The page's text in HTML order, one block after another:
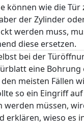
können wie die
der Zylinder
werden muss,
diese ersetzen.
bei der
eine
meisten Fällen
so ein Eingriff
werden müssen,
erklären, wieso es